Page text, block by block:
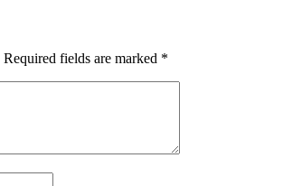
Required fields are marked *